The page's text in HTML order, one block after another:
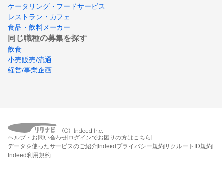
ケータリング・フードサービス
レストラン・カフェ
食品・飲料メーカー
同じ職種の募集を探す
飲食
小売販売/流通
経営/事業企画
ヘルプ・お問い合わせ ログインでお困りの方はこちら
データを使ったサービスのご紹介Indeedプライバシー規約 リクルートID規約
Indeed利用規約